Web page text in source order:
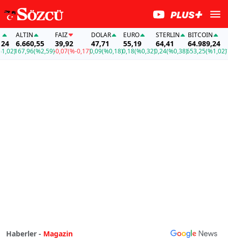
ALTIN
6.660,55
167,96(%2,59)
FAİZ
39,92
-0,07(%-0,17)
DOLAR
47,71
0,09(%0,18)
EURO
55,19
0,18(%0,32)
STERLIN
64,41
0,24(%0,38)
BITCOIN
64.989,24
653,25(%1,02)
Haberler - Magazin